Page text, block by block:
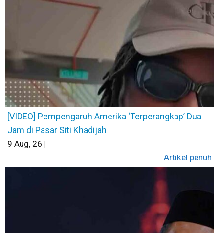
[VIDEO] Pempengaruh Amerika ‘Terperangkap’ Dua
Jam di Pasar Siti Khadijah
9 Aug, 26 |
Artikel penuh